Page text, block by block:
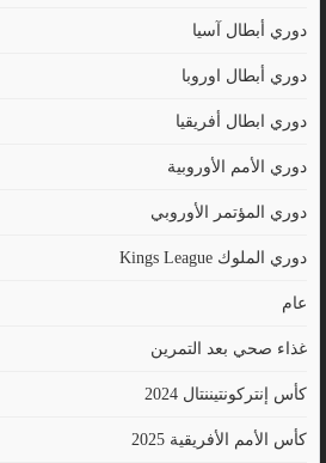
دوري أبطال آسيا
دوري أبطال اوروبا
دوري ابطال أفريقيا
دوري الأمم الأوروبية
دوري المؤتمر الأوروبي
دوري الملوك Kings League
عام
غذاء صحي بعد التمرين
كأس إنتركونتيننتال 2024
كأس الأمم الأفريقية 2025